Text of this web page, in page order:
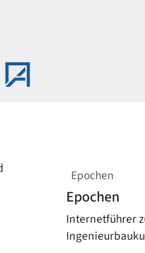
Epochen
Epochen
Internetführer